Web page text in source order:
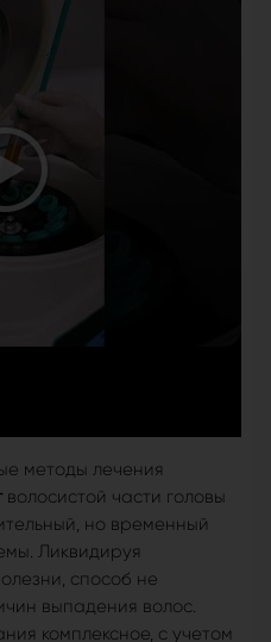
методы лечения
волосистой части головы
но временный
Ликвидируя
способ не
выпадения волос.
комплексное, с учетом